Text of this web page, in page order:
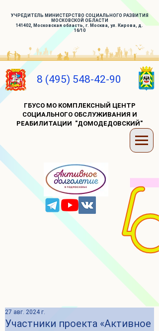
УЧРЕДИТЕЛЬ МИНИСТЕРСТВО СОЦИАЛЬНОГО РАЗВИТИЯ
МОСКОВСКОЙ ОБЛАСТИ
141402, Московская область, г. Москва, ул. Кирова, д.
16/10
8 (495) 548-42-90
ГБУСО МО КОМПЛЕКСНЫЙ ЦЕНТР
СОЦИАЛЬНОГО ОБСЛУЖИВАНИЯ И
РЕАБИЛИТАЦИИ "ДОМОДЕДОВСКИЙ"
Участники проекта «Активное
27 авг. 2024 г.